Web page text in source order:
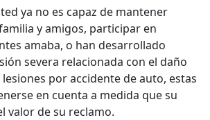
ya no es capaz de mantener
y amigos, participar en
amaba, o han desarrollado
severa relacionada con el daño
por accidente de auto, estas
en cuenta a medida que su
valor de su reclamo.